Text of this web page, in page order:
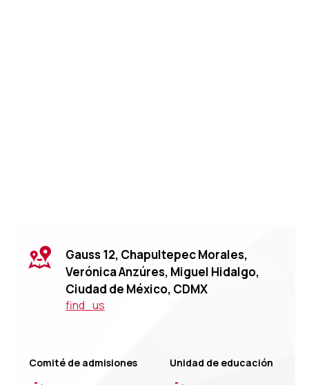
Gauss 12, Chapultepec Morales,
Verónica Anzúres, Miguel Hidalgo,
Ciudad de México, CDMX
find_us
Comité de admisiones Unidad de educación